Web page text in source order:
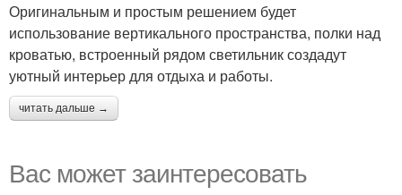
Оригинальным и простым решением будет
использование вертикального пространства, полки над
кроватью, встроенный рядом светильник создадут
уютный интерьер для отдыха и работы.
читать дальше →
Вас может заинтересовать